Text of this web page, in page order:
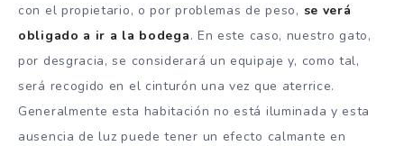
con el propietario, o por problemas de peso, se verá
obligado a ir a la bodega. En este caso, nuestro gato,
por desgracia, se considerará un equipaje y, como tal,
será recogido en el cinturón una vez que aterrice.
Generalmente esta habitación no está iluminada y esta
ausencia de luz puede tener un efecto calmante en